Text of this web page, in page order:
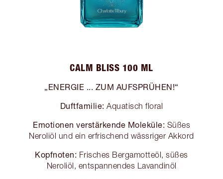
CALM BLISS 100 ML
„ENERGIE ... ZUM AUFSPRÜHEN!“
Duftfamilie: Aquatisch floral
Emotionen verstärkende Moleküle: Süßes
Neroliöl und ein erfrischend wässriger Akkord
Kopfnoten: Frisches Bergamotteöl, süßes
Neroliöl, entspannendes Lavandinöl